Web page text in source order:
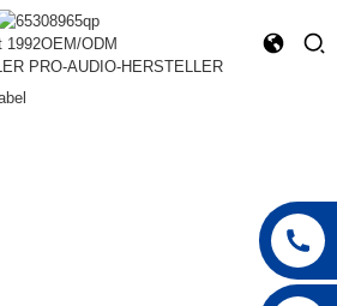
1992OEM/ODM
PRO-AUDIO-HERSTELLER